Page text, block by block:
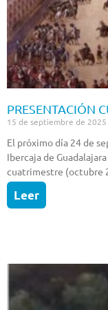
PRESENTACIÓN
15 de septiembre de 2025
El próximo día 24 de
Ibercaja de
cuatrimestre (octubre
Leer